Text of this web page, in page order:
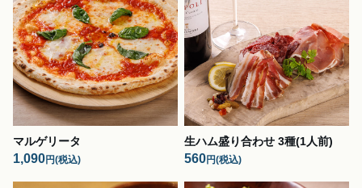
マルゲリータ
1,090円(税込)
生ハム盛り合わせ 3種(1人前)
560円(税込)